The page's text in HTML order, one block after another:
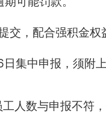
交，配合强积金权
集中申报，须附
人数与申报不符